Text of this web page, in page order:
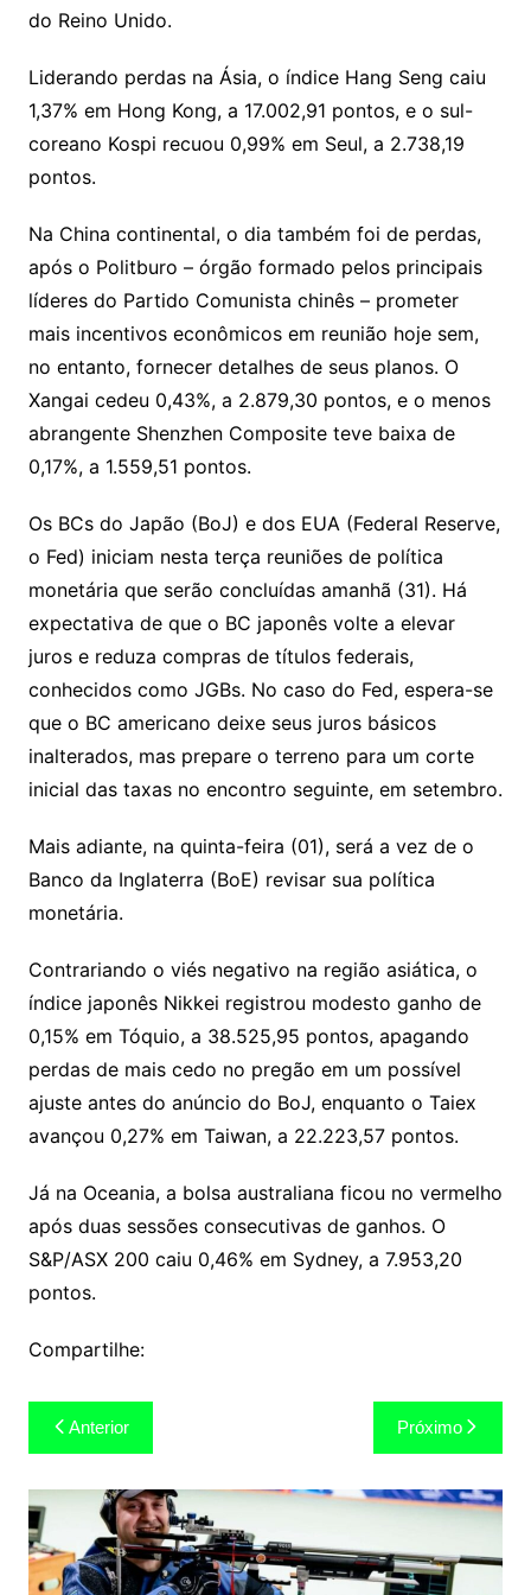
sr
o
o
g c
m
l
do Reino Unido.
Liderando perdas na Ásia, o índice Hang Seng caiu
1,37% em Hong Kong, a 17.002,91 pontos, e o sul-
coreano Kospi recuou 0,99% em Seul, a 2.738,19
pontos.
Na China continental, o dia também foi de perdas,
após o Politburo – órgão formado pelos principais
líderes do Partido Comunista chinês – prometer
mais incentivos econômicos em reunião hoje sem,
no entanto, fornecer detalhes de seus planos. O
Xangai cedeu 0,43%, a 2.879,30 pontos, e o menos
abrangente Shenzhen Composite teve baixa de
0,17%, a 1.559,51 pontos.
Os BCs do Japão (BoJ) e dos EUA (Federal Reserve,
o Fed) iniciam nesta terça reuniões de política
monetária que serão concluídas amanhã (31). Há
expectativa de que o BC japonês volte a elevar
juros e reduza compras de títulos federais,
conhecidos como JGBs. No caso do Fed, espera-se
que o BC americano deixe seus juros básicos
inalterados, mas prepare o terreno para um corte
inicial das taxas no encontro seguinte, em setembro.
Mais adiante, na quinta-feira (01), será a vez de o
Banco da Inglaterra (BoE) revisar sua política
monetária.
Contrariando o viés negativo na região asiática, o
índice japonês Nikkei registrou modesto ganho de
0,15% em Tóquio, a 38.525,95 pontos, apagando
perdas de mais cedo no pregão em um possível
ajuste antes do anúncio do BoJ, enquanto o Taiex
avançou 0,27% em Taiwan, a 22.223,57 pontos.
Já na Oceania, a bolsa australiana ficou no vermelho
após duas sessões consecutivas de ganhos. O
S&P/ASX 200 caiu 0,46% em Sydney, a 7.953,20
pontos.
Compartilhe:
Navegação
de
Post
Anterior Próximo